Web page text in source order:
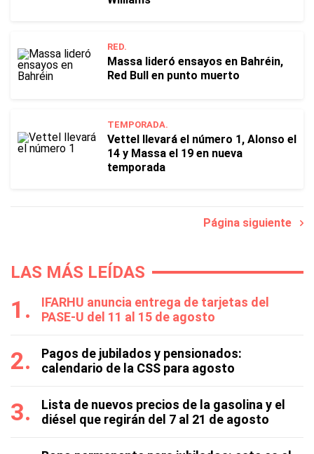
RED.
Massa lideró ensayos en Bahréin,
Red Bull en punto muerto
TEMPORADA.
Vettel llevará el número 1, Alonso el
14 y Massa el 19 en nueva
temporada
Página siguiente
LAS MÁS LEÍDAS
IFARHU anuncia entrega de tarjetas del
PASE-U del 11 al 15 de agosto
Pagos de jubilados y pensionados:
calendario de la CSS para agosto
Lista de nuevos precios de la gasolina y el
diésel que regirán del 7 al 21 de agosto